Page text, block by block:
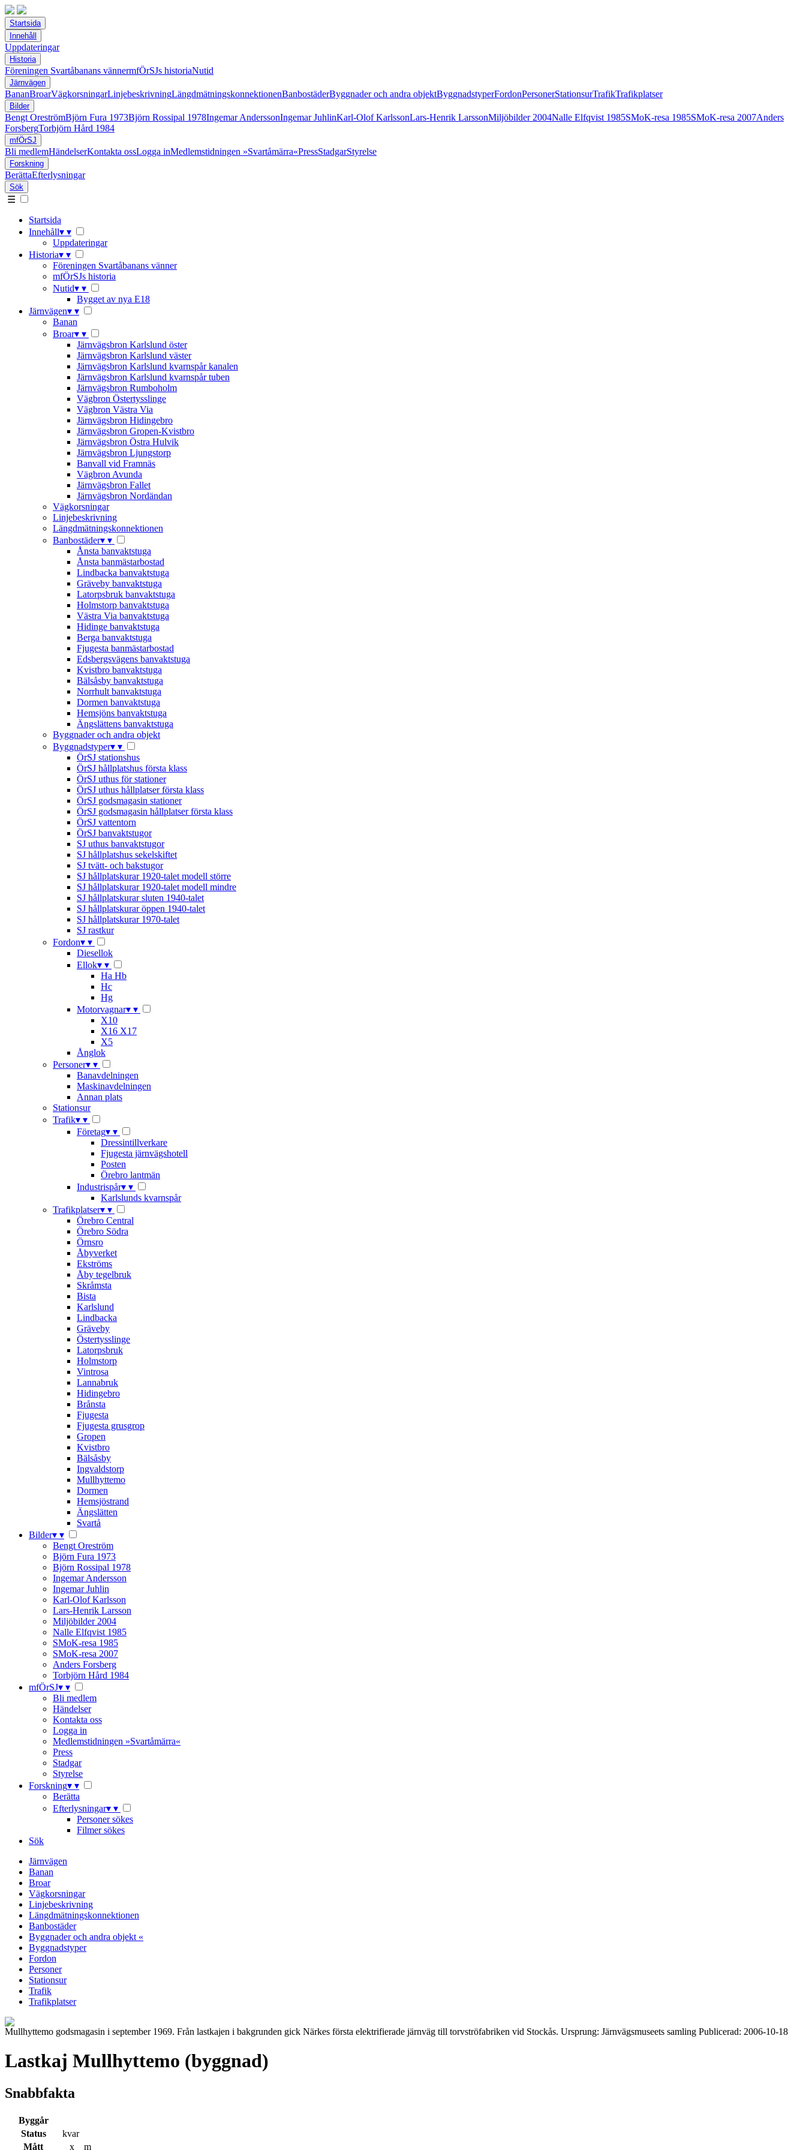
Startsida
Innehåll
Uppdateringar
Historia
Föreningen Svartåbanans vännermfÖrSJs historiaNutid
Järnvägen
BananBroarVägkorsningarLinjebeskrivningLängdmätningskonnektionenBanbostäderByggnader och andra objektByggnadstyperFordonPersonerStationsurTrafikTrafikplatser
Bilder
Bengt OreströmBjörn Fura 1973Björn Rossipal 1978Ingemar AnderssonIngemar JuhlinKarl-Olof KarlssonLars-Henrik LarssonMiljöbilder 2004Nalle Elfqvist 1985SMoK-resa 1985SMoK-resa 2007Anders
ForsbergTorbjörn Hård 1984
mfÖrSJ
Bli medlemHändelserKontakta ossLogga inMedlemstidningen »Svartåmärra«PressStadgarStyrelse
Forskning
BerättaEfterlysningar
Sök
☰
Startsida
Innehåll▾ ▾
Uppdateringar
Historia▾ ▾
Föreningen Svartåbanans vänner
mfÖrSJs historia
Nutid▾ ▾
Bygget av nya E18
Järnvägen▾ ▾
Banan
Broar▾ ▾
Järnvägsbron Karlslund öster
Järnvägsbron Karlslund väster
Järnvägsbron Karlslund kvarnspår kanalen
Järnvägsbron Karlslund kvarnspår tuben
Järnvägsbron Rumboholm
Vägbron Östertysslinge
Vägbron Västra Via
Järnvägsbron Hidingebro
Järnvägsbron Gropen-Kvistbro
Järnvägsbron Östra Hulvik
Järnvägsbron Ljungstorp
Banvall vid Framnäs
Vägbron Avunda
Järnvägsbron Fallet
Järnvägsbron Nordändan
Vägkorsningar
Linjebeskrivning
Längdmätningskonnektionen
Banbostäder▾ ▾
Ånsta banvaktstuga
Ånsta banmästarbostad
Lindbacka banvaktstuga
Gräveby banvaktstuga
Latorpsbruk banvaktstuga
Holmstorp banvaktstuga
Västra Via banvaktstuga
Hidinge banvaktstuga
Berga banvaktstuga
Fjugesta banmästarbostad
Edsbergsvägens banvaktstuga
Kvistbro banvaktstuga
Bälsåsby banvaktstuga
Norrhult banvaktstuga
Dormen banvaktstuga
Hemsjöns banvaktstuga
Ängslättens banvaktstuga
Byggnader och andra objekt
Byggnadstyper▾ ▾
ÖrSJ stationshus
ÖrSJ hållplatshus första klass
ÖrSJ uthus för stationer
ÖrSJ uthus hållplatser första klass
ÖrSJ godsmagasin stationer
ÖrSJ godsmagasin hållplatser första klass
ÖrSJ vattentorn
ÖrSJ banvaktstugor
SJ uthus banvaktstugor
SJ hållplatshus sekelskiftet
SJ tvätt- och bakstugor
SJ hållplatskurar 1920-talet modell större
SJ hållplatskurar 1920-talet modell mindre
SJ hållplatskurar sluten 1940-talet
SJ hållplatskurar öppen 1940-talet
SJ hållplatskurar 1970-talet
SJ rastkur
Fordon▾ ▾
Diesellok
Ellok▾ ▾
Ha Hb
Hc
Hg
Motorvagnar▾ ▾
X10
X16 X17
X5
Ånglok
Personer▾ ▾
Banavdelningen
Maskinavdelningen
Annan plats
Stationsur
Trafik▾ ▾
Företag▾ ▾
Dressintillverkare
Fjugesta järnvägshotell
Posten
Örebro lantmän
Industrispår▾ ▾
Karlslunds kvarnspår
Trafikplatser▾ ▾
Örebro Central
Örebro Södra
Örnsro
Åbyverket
Ekströms
Åby tegelbruk
Skråmsta
Bista
Karlslund
Lindbacka
Gräveby
Östertysslinge
Latorpsbruk
Holmstorp
Vintrosa
Lannabruk
Hidingebro
Brånsta
Fjugesta
Fjugesta grusgrop
Gropen
Kvistbro
Bälsåsby
Ingvaldstorp
Mullhyttemo
Dormen
Hemsjöstrand
Ängslätten
Svartå
Bilder▾ ▾
Bengt Oreström
Björn Fura 1973
Björn Rossipal 1978
Ingemar Andersson
Ingemar Juhlin
Karl-Olof Karlsson
Lars-Henrik Larsson
Miljöbilder 2004
Nalle Elfqvist 1985
SMoK-resa 1985
SMoK-resa 2007
Anders Forsberg
Torbjörn Hård 1984
mfÖrSJ▾ ▾
Bli medlem
Händelser
Kontakta oss
Logga in
Medlemstidningen »Svartåmärra«
Press
Stadgar
Styrelse
Forskning▾ ▾
Berätta
Efterlysningar▾ ▾
Personer sökes
Filmer sökes
Sök
Järnvägen
Banan
Broar
Vägkorsningar
Linjebeskrivning
Längdmätningskonnektionen
Banbostäder
Byggnader och andra objekt «
Byggnadstyper
Fordon
Personer
Stationsur
Trafik
Trafikplatser
Mullhyttemo godsmagasin i september 1969. Från lastkajen i bakgrunden gick Närkes första elektrifierade järnväg till torvströfabriken vid Stockås. Ursprung: Järnvägsmuseets samling Publicerad: 2006-10-18
Lastkaj Mullhyttemo (byggnad)
Snabbfakta
Byggår
Status
kvar
Mått
_ x _ m